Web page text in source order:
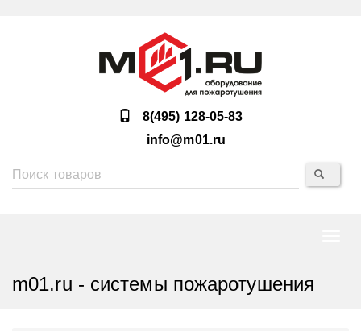
8(495) 128-05-83
info@m01.ru
m01.ru - системы пожаротушения